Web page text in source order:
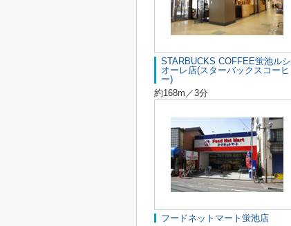
STARBUCKS COFFEE蛍池ルシ
オーレ店(スターバックスコーヒ
ー)
約168m／3分
フードネットマート蛍池店